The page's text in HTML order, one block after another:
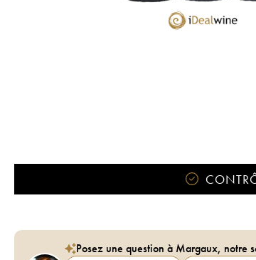
Posez une question à Margaux, notre